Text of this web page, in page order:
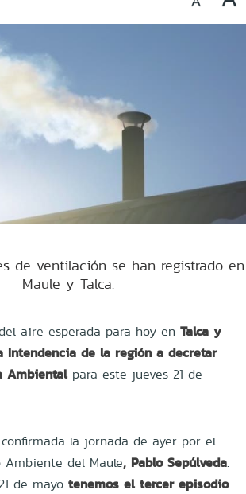
de ventilación se han registrado en
Maule y Talca.
aire esperada para hoy en Talca y
Intendencia de la región a decretar
Ambiental para este jueves 21 de
la jornada de ayer por el
del Maule, Pablo Sepúlveda.
de mayo tenemos el tercer episodio